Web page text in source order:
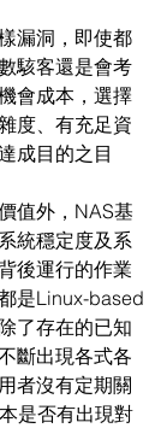
漏洞，即使都
駭客還是會考
會成本，選擇
度、有充足資
成目的之目
值外，NAS基
統穩定度及系
後運行的作業
是Linux-based
了存在的已知
斷出現各式各
者沒有定期關
是否有出現對